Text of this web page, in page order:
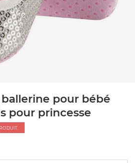
ballerine pour bébé
pour princesse